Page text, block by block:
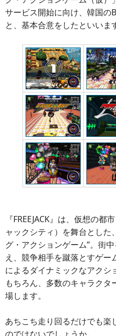
サービス開始に向け、韓国
と、基本合意をしたといいま
『FREEJACK』は、仮想の
ャックシティ）を舞台とした
グ・アクションゲーム”。街
え、競争相手を蹴落とすゲ
によるダイナミックなアクシ
もちろん、多数のキャラク
場します。
あちこち走り回るだけでも楽